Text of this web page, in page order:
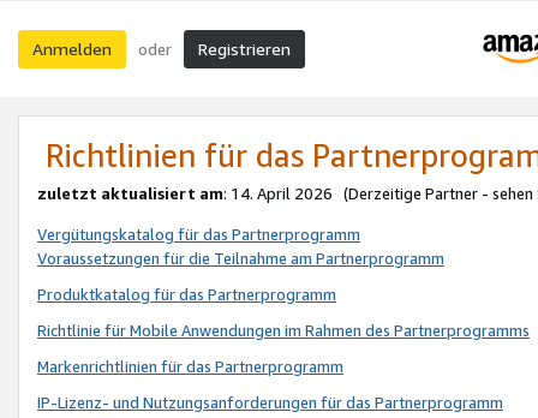
Anmelden oder Registrieren
Richtlinien für das
zuletzt aktualisiert am: 14. April 2026 (Derzeitige Partner - sehen
Vergütungskatalog für das Partnerprogramm
Voraussetzungen für die Teilnahme am Partnerprogramm
Produktkatalog für das Partnerprogramm
Richtlinie für Mobile Anwendungen im Rahmen des Partnerprogramms
Markenrichtlinien für das Partnerprogramm
IP-Lizenz- und Nutzungsanforderungen für das Partnerprogramm